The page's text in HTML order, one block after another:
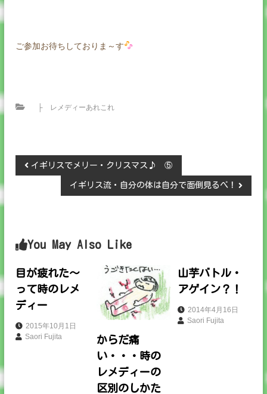
ご参加お待ちしておりま～す
├ レメディーあれこれ
投
ビ
ゲ
ー
シ
イギリスでメリー・クリスマス♪ ⑤
イギリス流・自分の体は自分で面倒見るべ！
You May Also Like
目が疲れた～
って時のレメ
ディー
2015年10月1日
Saori Fujita
からだ痛
い・・・時の
レメディーの
区別のしかた
山芋バトル・
アゲイン？！
2014年4月16日
Saori Fujita